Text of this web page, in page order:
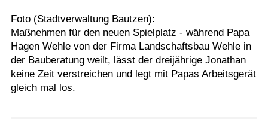
Foto (Stadtverwaltung Bautzen):
Maßnehmen für den neuen Spielplatz - während Papa
Hagen Wehle von der Firma Landschaftsbau Wehle in
der Bauberatung weilt, lässt der dreijährige Jonathan
keine Zeit verstreichen und legt mit Papas Arbeitsgerät
gleich mal los.